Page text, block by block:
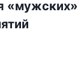
«мужских»